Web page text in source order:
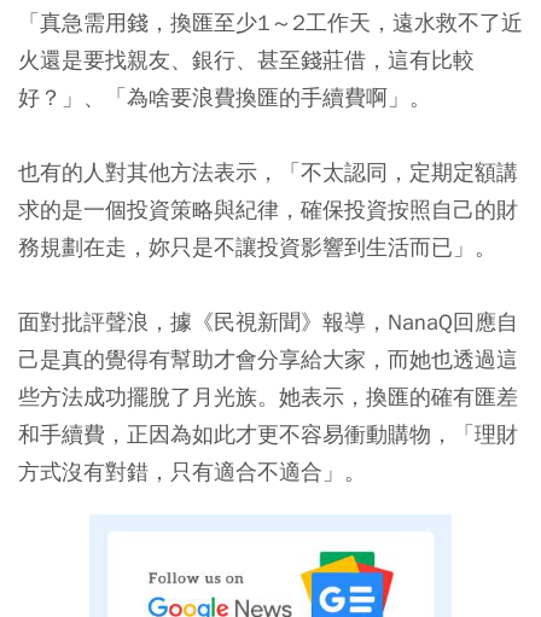
「真急需用錢，換匯至少1～2工作天，遠水救不了近
火還是要找親友、銀行、甚至錢莊借，這有比較
好？」、「為啥要浪費換匯的手續費啊」。
也有的人對其他方法表示，「不太認同，定期定額講
求的是一個投資策略與紀律，確保投資按照自己的財
務規劃在走，妳只是不讓投資影響到生活而已」。
面對批評聲浪，據《民視新聞》報導，NanaQ回應自
己是真的覺得有幫助才會分享給大家，而她也透過這
些方法成功擺脫了月光族。她表示，換匯的確有匯差
和手續費，正因為如此才更不容易衝動購物，「理財
方式沒有對錯，只有適合不適合」。